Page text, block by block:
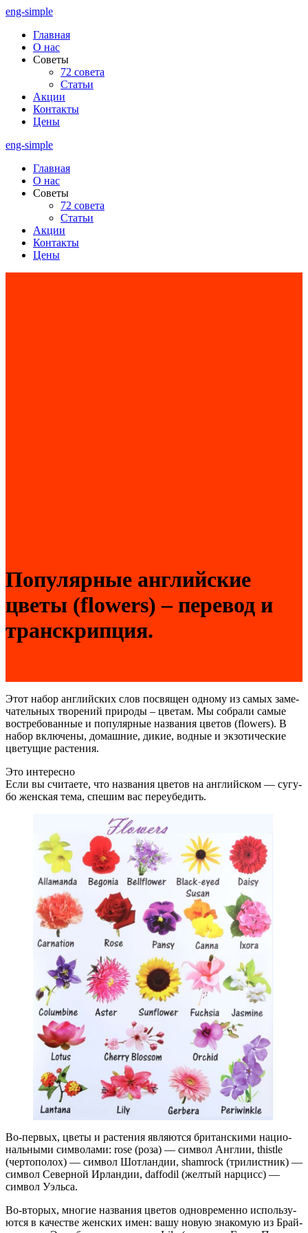
Перейти
содержимому
eng-simple
Главная
О нас
Советы
72 совета
Статьи
Акции
Контакты
Цены
eng-simple
Главная
О нас
Советы
72 совета
Статьи
Акции
Контакты
Цены
Популярные английские
цветы (flowers) – перевод и
транскрипция.
Этот набор англий­ских слов посвя­щен одно­му из самых заме­
ча­тель­ных тво­ре­ний при­ро­ды – цве­там. Мы собра­ли самые
вос­тре­бо­ван­ные и попу­ляр­ные назва­ния цве­тов (flowers). В
набор вклю­че­ны, домаш­ние, дикие, вод­ные и экзо­ти­че­ские
цве­ту­щие растения.
Это интересно
Если вы счи­та­е­те, что назва­ния цве­тов на англий­ском — сугу­
бо жен­ская тема, спе­шим вас переубедить.
Во-пер­вых, цве­ты и рас­те­ния явля­ют­ся бри­тан­ски­ми наци­о­
наль­ны­ми сим­во­ла­ми: rose (роза) — сим­вол Англии, thistle
(чер­то­по­лох) — сим­вол Шот­лан­дии, shamrock (три­лист­ник) —
сим­вол Север­ной Ирлан­дии, daffodil (жел­тый нар­цисс) —
сим­вол Уэльса.
Во-вто­рых, мно­гие назва­ния цве­тов одно­вре­мен­но исполь­зу­
ют­ся в каче­стве жен­ских имен: вашу новую зна­ко­мую из Брай­